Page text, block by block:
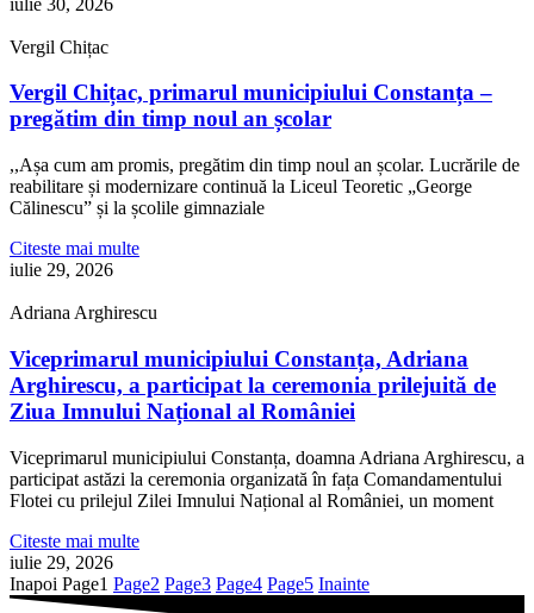
Vergil Chițac
Vergil Chițac, primarul municipiului Constanța –
pregătim din timp noul an școlar
,,Așa cum am promis, pregătim din timp noul an școlar. Lucrările de
reabilitare și modernizare continuă la Liceul Teoretic „George
Călinescu” și la școlile gimnaziale
Citeste mai multe
iulie 29, 2026
Adriana Arghirescu
Viceprimarul municipiului Constanța, Adriana
Arghirescu, a participat la ceremonia prilejuită de
Ziua Imnului Național al României
Viceprimarul municipiului Constanța, doamna Adriana Arghirescu, a
participat astăzi la ceremonia organizată în fața Comandamentului
Flotei cu prilejul Zilei Imnului Național al României, un moment
Citeste mai multe
iulie 29, 2026
Inapoi Page1 Page2 Page3 Page4 Page5 Inainte